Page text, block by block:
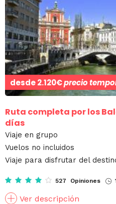
desde2.120€precio
Ruta completa por los
días
Viaje en grupo
Vuelos no incluidos
Viaje para disfrutar del
527 Opiniones
Ver descripción